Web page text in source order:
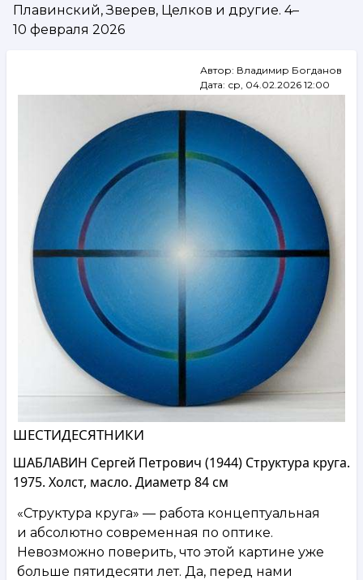
Плавинский, Зверев, Целков и другие. 4–
10 февраля 2026
Автор: Владимир Богданов
Дата: ср, 04.02.2026 12:00
ШЕСТИДЕСЯТНИКИ
ШАБЛАВИН Сергей Петрович (1944) Структура круга.
1975. Холст, масло. Диаметр 84 см
«Структура круга» — работа концептуальная
и абсолютно современная по оптике.
Невозможно поверить, что этой картине уже
больше пятидесяти лет. Да, перед нами